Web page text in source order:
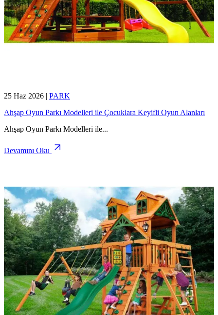
25 Haz 2026 | PARK
Ahşap Oyun Parkı Modelleri ile Çocuklara Keyifli Oyun Alanları
Ahşap Oyun Parkı Modelleri ile...
Devamını Oku